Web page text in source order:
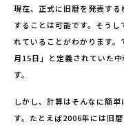
現在、正式に旧暦を発表す
することは可能です。そう
れていることがわかります
月15日」と定義されていた
す。
しかし、計算はそんなに簡
す。たとえば2006年には旧